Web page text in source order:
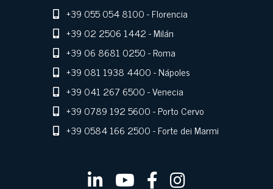
+39 055 054 8100- Florencia
+39 02 2506 1442- Milán
+39 06 8681 0250- Roma
+39 081 1938 4400- Nápoles
+39 041 267 6500- Venecia
+39 0789 192 5600- Porto Cervo
+39 0584 166 2500- Forte dei Marmi